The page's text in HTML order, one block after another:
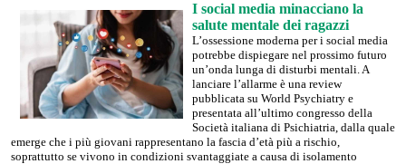
I social media minacciano la
salute mentale dei ragazzi
L’ossessione moderna per i social media
potrebbe dispiegare nel prossimo futuro
un’onda lunga di disturbi mentali. A
lanciare l’allarme è una review
pubblicata su World Psychiatry e
presentata all’ultimo congresso della
Società italiana di Psichiatria, dalla quale
emerge che i più giovani rappresentano la fascia d’età più a rischio,
soprattutto se vivono in condizioni svantaggiate a causa di isolamento